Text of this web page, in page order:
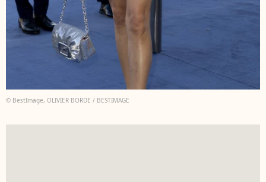
© BestImage, OLIVIER BORDE / BESTIMAGE